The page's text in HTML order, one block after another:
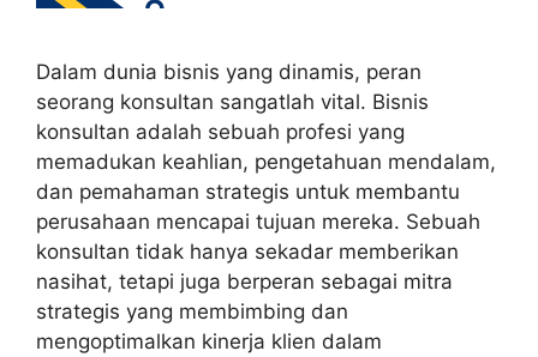
Dalam dunia bisnis yang dinamis, peran
seorang konsultan sangatlah vital. Bisnis
konsultan adalah sebuah profesi yang
memadukan keahlian, pengetahuan mendalam,
dan pemahaman strategis untuk membantu
perusahaan mencapai tujuan mereka. Sebuah
konsultan tidak hanya sekadar memberikan
nasihat, tetapi juga berperan sebagai mitra
strategis yang membimbing dan
mengoptimalkan kinerja klien dalam